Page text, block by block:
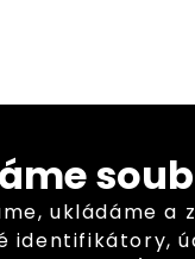
ukládáme
identifikátory,